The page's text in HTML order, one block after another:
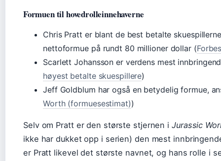
Formuen til hovedrolleinnehaverne
Chris Pratt er blant de best betalte
nettoformue på rundt 80 millioner dollar (
Scarlett Johansson er verdens mest
høyest betalte skuespillere)
Jeff Goldblum har også en betydelig formue,
Worth (formuesestimat))
Selv om Pratt er den største stjernen i Jurassic
ikke har dukket opp i serien) den mest
er Pratt likevel det største navnet, og hans rolle i